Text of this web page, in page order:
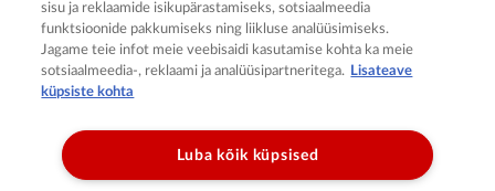
sisu ja reklaamide isikupärastamiseks, sotsiaalmeedia
funktsioonide pakkumiseks ning liikluse analüüsimiseks.
Jagame teie infot meie veebisaidi kasutamise kohta ka meie
sotsiaalmeedia-, reklaami ja analüüsipartneritega. Lisateave
küpsiste kohta
Luba kõik küpsised